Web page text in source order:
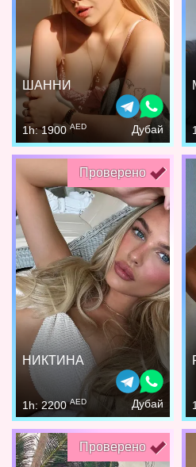
ШАННИ
1h: 1900AED Дубай
Проверено
НИКТИНА
1h: 2200AED Дубай
Проверено